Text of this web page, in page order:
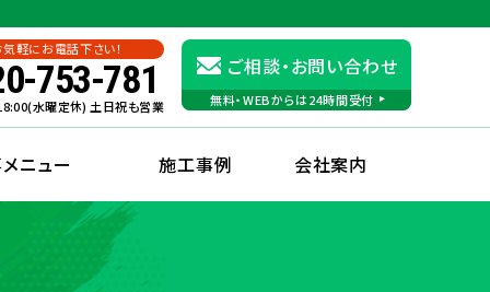
軽にお電話下さい！
753-781
水曜定休) 土日祝も営業
ご相談・お問い合わせ
無料・WEBからは24時間受付
ニュー 施工事例 会社案内